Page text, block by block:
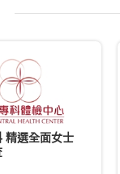
精選全面女士